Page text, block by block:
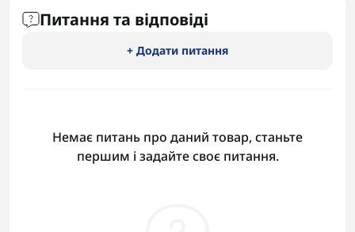
Питання та відповіді
+ Додати питання
Немає питань про даний товар, станьте
першим і задайте своє питання.